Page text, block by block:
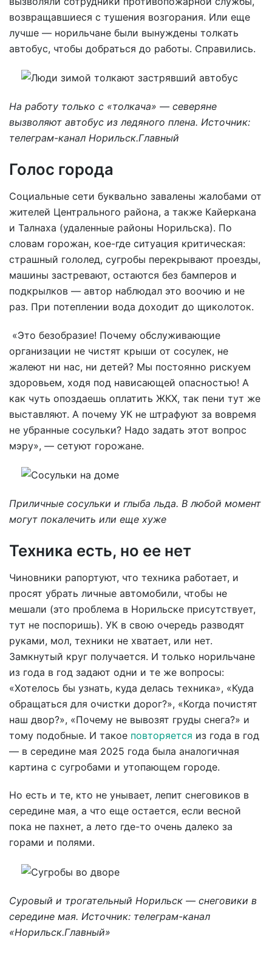
возвращавшиеся с тушения возгорания. Или еще
лучше — норильчане были вынуждены толкать
автобус, чтобы добраться до работы. Справились.
На работу только с «толкача» — северяне
вызволяют автобус из ледяного плена. Источник:
телеграм-канал Норильск.Главный
Голос города
Социальные сети буквально завалены жалобами от
жителей Центрального района, а также Кайеркана
и Талнаха (удаленные районы Норильска). По
словам горожан, кое-где ситуация критическая:
страшный гололед, сугробы перекрывают проезды,
машины застревают, остаются без бамперов и
подкрылков — автор наблюдал это воочию и не
раз. При потеплении вода доходит до щиколоток.
«Это безобразие! Почему обслуживающие
организации не чистят крыши от сосулек, не
жалеют ни нас, ни детей? Мы постоянно рискуем
здоровьем, ходя под нависающей опасностью! А
как чуть опоздаешь оплатить ЖКХ, так пени тут же
выставляют. А почему УК не штрафуют за вовремя
не убранные сосульки? Надо задать этот вопрос
мэру», — сетуют горожане.
Приличные сосульки и глыба льда. В любой момент
могут покалечить или еще хуже
Техника есть, но ее нет
Чиновники рапортуют, что техника работает, и
просят убрать личные автомобили, чтобы не
мешали (это проблема в Норильске присутствует,
тут не поспоришь). УК в свою очередь разводят
руками, мол, техники не хватает, или нет.
Замкнутый круг получается. И только норильчане
из года в год задают одни и те же вопросы:
«Хотелось бы узнать, куда делась техника», «Куда
обращаться для очистки дорог?», «Когда почистят
наш двор?», «Почему не вывозят груды снега?» и
тому подобные. И такое повторяется из года в год
— в середине мая 2025 года была аналогичная
картина с сугробами и утопающем городе.
Но есть и те, кто не унывает, лепит снеговиков в
середине мая, а что еще остается, если весной
пока не пахнет, а лето где-то очень далеко за
горами и полями.
Суровый и трогательный Норильск — снеговики в
середине мая. Источник: телеграм-канал
«Норильск.Главный»